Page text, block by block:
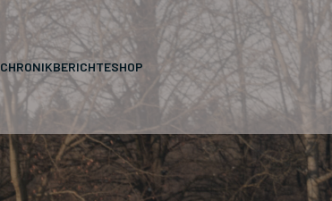
CHRONIKBERICHTESHOP